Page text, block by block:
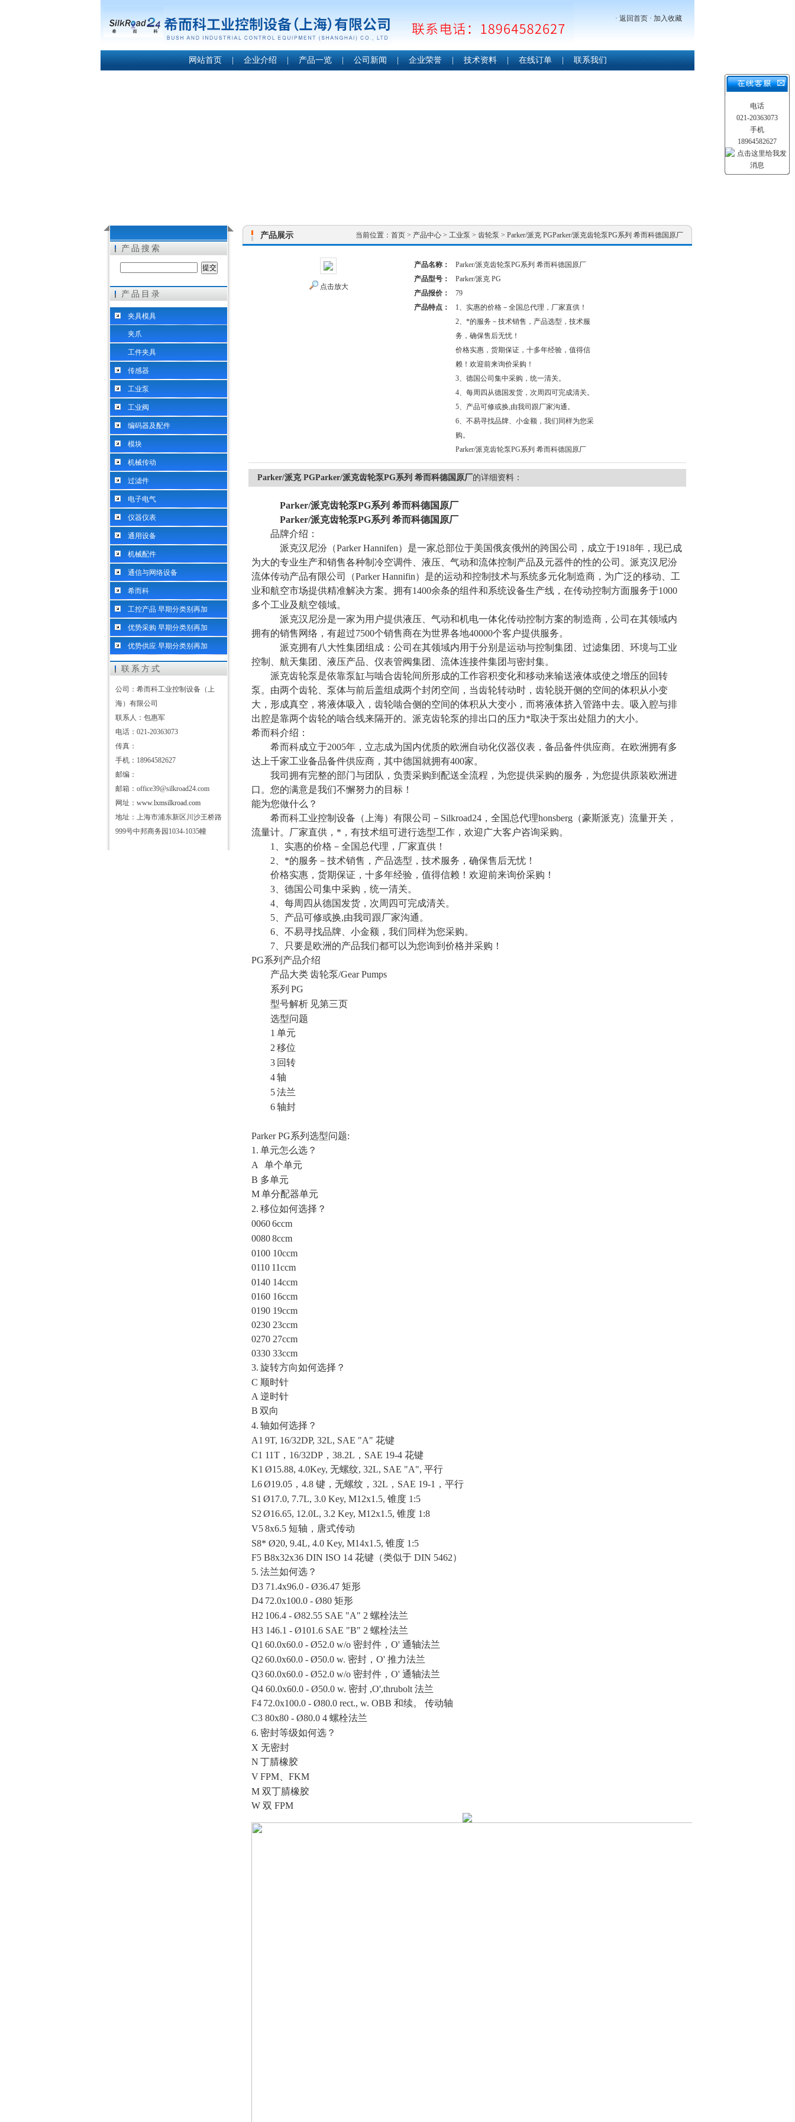
希而科工业控制设备（上海）有限公司
· 返回首页 · 加入收藏
网站首页 | 企业介绍 | 产品一览 | 公司新闻 | 企业荣誉 | 技术资料 | 在线订单 | 联系我们
产品搜索
产品目录
夹具模具
夹爪
工件夹具
传感器
工业泵
工业阀
编码器及配件
模块
机械传动
过滤件
电子电气
仪器仪表
通用设备
机械配件
通信与网络设备
希而科
工控产品 早期分类别再加
优势采购 早期分类别再加
优势供应 早期分类别再加
联系方式
公司：希而科工业控制设备（上
海）有限公司
联系人：包惠军
电话：021-20363073
传真：
手机：18964582627
邮编：
邮箱：office39@silkroad24.com
网址： www.lxmsilkroad.com
地址：上海市浦东新区川沙王桥路
999号中邦商务园1034-1035幢
产品展示 当前位置： 首页 > 产品中心 > 工业泵 > 齿轮泵 > Parker/派克 PGParker/派克齿轮泵PG系列 希而科德国原厂
点击放大
产品名称：
Parker/派克齿轮泵PG系列 希而科德国原厂
产品型号：
Parker/派克 PG
产品报价：
79
产品特点：
1、实惠的价格－全国总代理，厂家直供！
2、*的服务－技术销售，产品选型，技术服
务，确保售后无忧！
价格实惠，货期保证，十多年经验，值得信
赖！欢迎前来询价采购！
3、德国公司集中采购，统一清关。
4、每周四从德国发货，次周四可完成清关。
5、产品可修或换,由我司跟厂家沟通。
6、不易寻找品牌、小金额，我们同样为您采
购。
Parker/派克齿轮泵PG系列 希而科德国原厂
Parker/派克 PGParker/派克齿轮泵PG系列 希而科德国原厂的详细资料：
Parker/派克齿轮泵PG系列 希而科德国原厂
Parker/派克齿轮泵PG系列 希而科德国原厂
品牌介绍 ：
派克汉尼汾（Parker Hannifen）是一家总部位于美国俄亥俄州的跨国公司，成立于1918年，现已成
为大的专业生产和销售各种制冷空调件、液压、气动和流体控制产品及元器件的性的公司。 派克汉尼汾
流体传动产品有限公司（Parker Hannifin）是的运动和控制技术与系统多元化制造商，为广泛的移动、工
业和航空市场提供精准解决方案。拥有1400余条的组件和系统设备生产线，在传动控制方面服务于1000
多个工业及航空领域。
派克汉尼汾是一家为用户提供液压、气动和机电一体化传动控制方案的制造商，公司在其领域内
拥有的销售网络，有超过7500个销售商在为世界各地40000个客户提供服务。
派克拥有八大性集团组成：公司在其领域内用于分别是运动与控制集团、过滤集团、环境与工业
控制、航天集团、液压产品、仪表管阀集团、流体连接件集团与密封集。
派克齿轮泵是依靠泵缸与啮合齿轮间所形成的工作容积变化和移动来输送液体或使之增压的回转
泵。由两个齿轮、泵体与前后盖组成两个封闭空间，当齿轮转动时，齿轮脱开侧的空间的体积从小变
大，形成真空，将液体吸入，齿轮啮合侧的空间的体积从大变小，而将液体挤入管路中去。吸入腔与排
出腔是靠两个齿轮的啮合线来隔开的。派克齿轮泵的排出口的压力*取决于泵出处阻力的大小。
希而科介绍：
希而科成立于2005年，立志成为国内优质的欧洲自动化仪器仪表，备品备件供应商。在欧洲拥有多
达上千家工业备品备件供应商，其中德国就拥有400家。
我司拥有完整的部门与团队，负责采购到配送全流程，为您提供采购的服务，为您提供原装欧洲进
口。您的满意是我们不懈努力的目标！
能为您做什么？
希而科工业控制设备（上海）有限公司－ Silkroad24，全国总代理honsberg（豪斯派克）流量开关，
流量计。厂家直供，*，有技术组可进行选型工作，欢迎广大客户咨询采购。
1
实惠的价格－全国总代理，厂家直供！
2
*的服务－技术销售，产品选型，技术服务，确保售后无忧！
价格实惠，货期保证，十多年经验，值得信赖！欢迎前来询价采购！
3 、德国公司集中采购，统一清关。
4 、每周四从德国发货，次周四可完成清关。
5 、产品可修或换,由我司跟厂家沟通。
6 、不易寻找品牌、小金额，我们同样为您采购。
7 、只要是欧洲的产品我们都可以为您询到价格并采购！
PG系列产品介绍
产品大类齿轮泵/Gear Pumps
系列 PG
型号解析 见第三页
选型问题
1 单元
2 移位
3 回转
4轴
5法兰
6轴封
Parker PG系列选型问题:
1. 单元怎么选？
A
单个单元
B 多单元
M单分配器单元
2. 移位如何选择？
00606ccm
00808ccm
0100 10ccm
0110 11ccm
0140 14ccm
0160 16ccm
0190 19ccm
0230 23ccm
0270 27ccm
0330 33ccm
3. 旋转方向如何选择？
C 顺时针
A 逆时针
B 双向
4. 轴如何选择？
A1 9T, 16/32DP, 32L, SAE "A" 花键
C1 11T，16/32DP，38.2L，SAE 19-4 花键
K1 Ø15.88, 4.0Key, 无螺纹, 32L, SAE "A", 平行
L6Ø19.05，4.8 键，无螺纹，32L，SAE 19-1，平行
S1 Ø17.0, 7.7L, 3.0 Key, M12x1.5, 锥度 1:5
S2 Ø16.65, 12.0L, 3.2 Key, M12x1.5, 锥度 1:8
V58x6.5 短轴，唐式传动
S8* Ø20, 9.4L, 4.0 Key, M14x1.5, 锥度 1:5
F5 B8x32x36 DIN ISO 14 花键（类似于 DIN 5462）
5. 法兰如何选？
D3 71.4x96.0 - Ø36.47 矩形
D4 72.0x100.0 - Ø80 矩形
H2 106.4 - Ø82.55 SAE "A" 2 螺栓法兰
H3 146.1 - Ø101.6 SAE "B" 2 螺栓法兰
Q1 60.0x60.0 - Ø52.0 w/o 密封件，O' 通轴法兰
Q2 60.0x60.0 - Ø50.0 w. 密封，O' 推力法兰
Q360.0x60.0 - Ø52.0 w/o 密封件，O' 通轴法兰
Q4 60.0x60.0 - Ø50.0 w. 密封 ,O',thrubolt 法兰
F4 72.0x100.0 - Ø80.0 rect., w. OBB 和续。 传动轴
C3 80x80 - Ø80.0 4 螺栓法兰
6. 密封等级如何选？
X 无密封
N 丁腈橡胶
VFPM、FKM
M 双丁腈橡胶
W 双 FPM
电话
021-20363073
手机
18964582627